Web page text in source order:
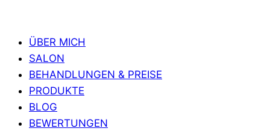
ÜBER MICH
SALON
BEHANDLUNGEN & PREISE
PRODUKTE
BLOG
BEWERTUNGEN